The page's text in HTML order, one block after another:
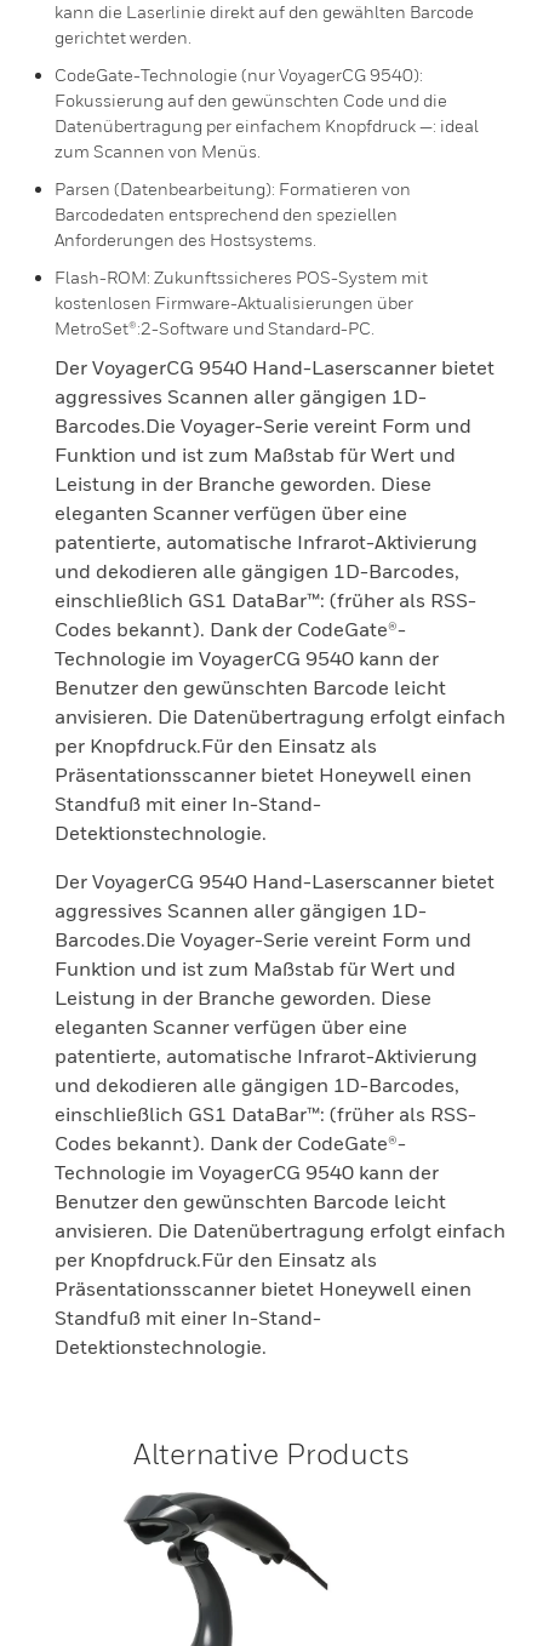
kann die Laserlinie direkt auf den gewählten Barcode
gerichtet werden.
CodeGate-Technologie (nur VoyagerCG 9540):
Fokussierung auf den gewünschten Code und die
Datenübertragung per einfachem Knopfdruck —: ideal
zum Scannen von Menüs.
Parsen (Datenbearbeitung): Formatieren von
Barcodedaten entsprechend den speziellen
Anforderungen des Hostsystems.
Flash-ROM: Zukunftssicheres POS-System mit
kostenlosen Firmware-Aktualisierungen über
MetroSet®:2-Software und Standard-PC.
Der VoyagerCG 9540 Hand-Laserscanner bietet
aggressives Scannen aller gängigen 1D-
Barcodes.Die Voyager-Serie vereint Form und
Funktion und ist zum Maßstab für Wert und
Leistung in der Branche geworden. Diese
eleganten Scanner verfügen über eine
patentierte, automatische Infrarot-Aktivierung
und dekodieren alle gängigen 1D-Barcodes,
einschließlich GS1 DataBar™: (früher als RSS-
Codes bekannt). Dank der CodeGate®-
Technologie im VoyagerCG 9540 kann der
Benutzer den gewünschten Barcode leicht
anvisieren. Die Datenübertragung erfolgt einfach
per Knopfdruck.Für den Einsatz als
Präsentationsscanner bietet Honeywell einen
Standfuß mit einer In-Stand-
Detektionstechnologie.
Der VoyagerCG 9540 Hand-Laserscanner bietet
aggressives Scannen aller gängigen 1D-
Barcodes.Die Voyager-Serie vereint Form und
Funktion und ist zum Maßstab für Wert und
Leistung in der Branche geworden. Diese
eleganten Scanner verfügen über eine
patentierte, automatische Infrarot-Aktivierung
und dekodieren alle gängigen 1D-Barcodes,
einschließlich GS1 DataBar™: (früher als RSS-
Codes bekannt). Dank der CodeGate®-
Technologie im VoyagerCG 9540 kann der
Benutzer den gewünschten Barcode leicht
anvisieren. Die Datenübertragung erfolgt einfach
per Knopfdruck.Für den Einsatz als
Präsentationsscanner bietet Honeywell einen
Standfuß mit einer In-Stand-
Detektionstechnologie.
Alternative Products